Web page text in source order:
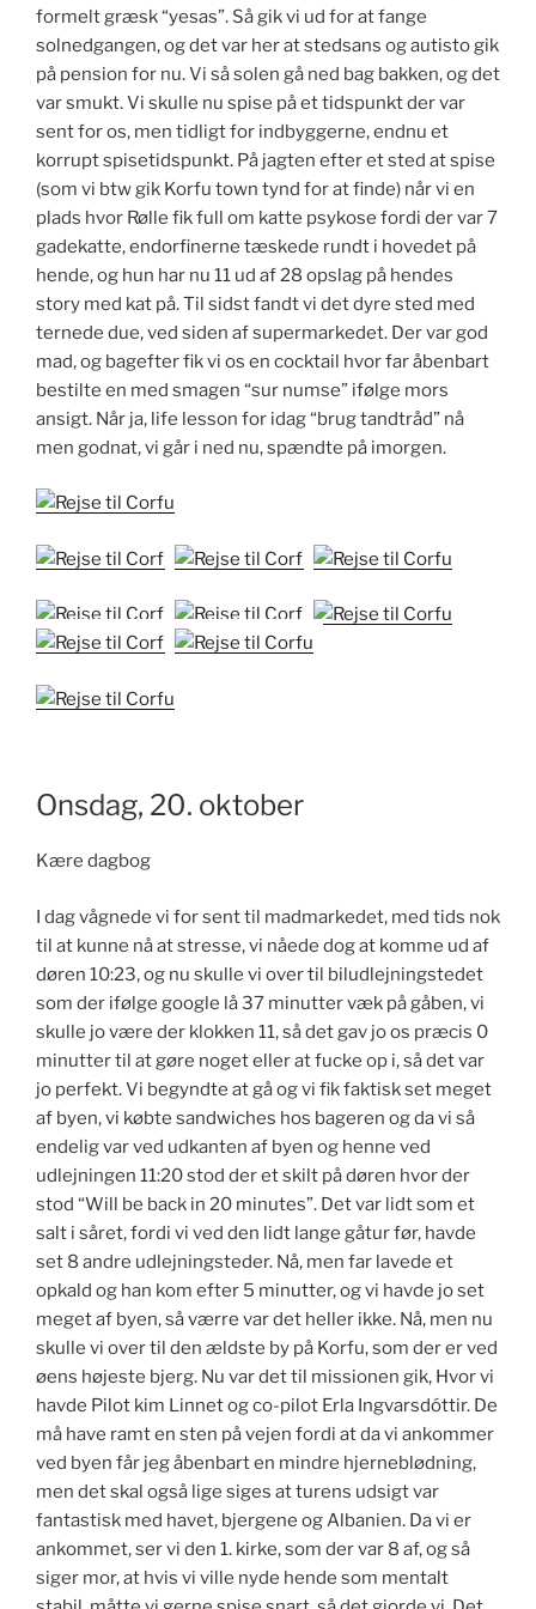
formelt græsk “yesas”. Så gik vi ud for at fange
solnedgangen, og det var her at stedsans og autisto gik
på pension for nu. Vi så solen gå ned bag bakken, og det
var smukt. Vi skulle nu spise på et tidspunkt der var
sent for os, men tidligt for indbyggerne, endnu et
korrupt spisetidspunkt. På jagten efter et sted at spise
(som vi btw gik Korfu town tynd for at finde) når vi en
plads hvor Rølle fik full om katte psykose fordi der var 7
gadekatte, endorfinerne tæskede rundt i hovedet på
hende, og hun har nu 11 ud af 28 opslag på hendes
story med kat på. Til sidst fandt vi det dyre sted med
ternede due, ved siden af supermarkedet. Der var god
mad, og bagefter fik vi os en cocktail hvor far åbenbart
bestilte en med smagen “sur numse” ifølge mors
ansigt. Når ja, life lesson for idag “brug tandtråd” nå
men godnat, vi går i ned nu, spændte på imorgen.
Onsdag, 20. oktober
Kære dagbog
I dag vågnede vi for sent til madmarkedet, med tids nok
til at kunne nå at stresse, vi nåede dog at komme ud af
døren 10:23, og nu skulle vi over til biludlejningstedet
som der ifølge google lå 37 minutter væk på gåben, vi
skulle jo være der klokken 11, så det gav jo os præcis 0
minutter til at gøre noget eller at fucke op i, så det var
jo perfekt. Vi begyndte at gå og vi fik faktisk set meget
af byen, vi købte sandwiches hos bageren og da vi så
endelig var ved udkanten af byen og henne ved
udlejningen 11:20 stod der et skilt på døren hvor der
stod “Will be back in 20 minutes”. Det var lidt som et
salt i såret, fordi vi ved den lidt lange gåtur før, havde
set 8 andre udlejningsteder. Nå, men far lavede et
opkald og han kom efter 5 minutter, og vi havde jo set
meget af byen, så værre var det heller ikke. Nå, men nu
skulle vi over til den ældste by på Korfu, som der er ved
øens højeste bjerg. Nu var det til missionen gik, Hvor vi
havde Pilot kim Linnet og co-pilot Erla Ingvarsdóttir. De
må have ramt en sten på vejen fordi at da vi ankommer
ved byen får jeg åbenbart en mindre hjerneblødning,
men det skal også lige siges at turens udsigt var
fantastisk med havet, bjergene og Albanien. Da vi er
ankommet, ser vi den 1. kirke, som der var 8 af, og så
siger mor, at hvis vi ville nyde hende som mentalt